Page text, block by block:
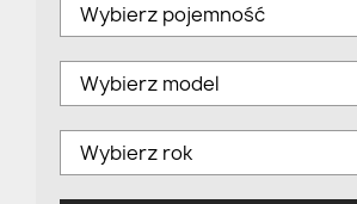
Wybierz pojemność
Wybierz model
Wybierz rok